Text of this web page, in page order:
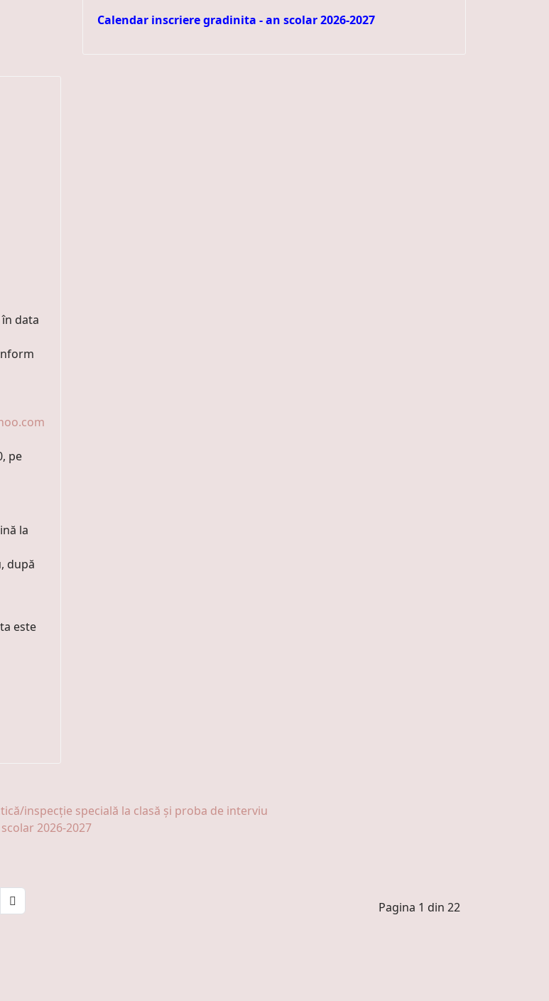
Calendar inscriere gradinita - an scolar 2026-2027
data
pe
la
după
este
inspecție specială la clasă și proba de interviu
2026-2027
Pagina 1 din 22